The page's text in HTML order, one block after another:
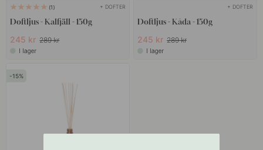
1 + DOFTER
Doftljus - Kalfjäll - 150g
245 kr 289 kr
I lager
+ DOFTER
Doftljus - Kåda - 150g
245 kr 289 kr
I lager
15